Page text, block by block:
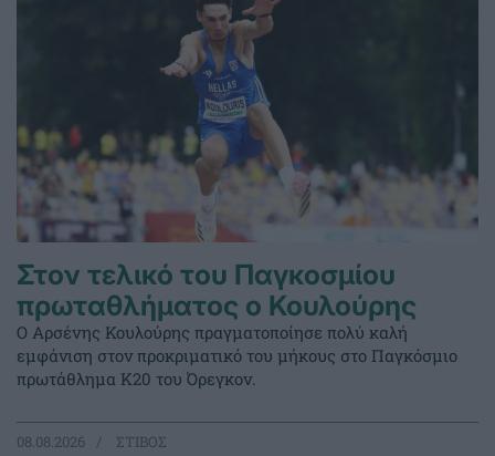
Στον τελικό του Παγκοσμίου
πρωταθλήματος ο Κουλούρης
Ο Αρσένης Κουλούρης πραγματοποίησε πολύ καλή
εμφάνιση στον προκριματικό του μήκους στο Παγκόσμιο
πρωτάθλημα Κ20 του Όρεγκον.
08.08.2026 ΣΤΙΒΟΣ